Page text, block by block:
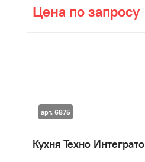
Цена по запросу
Кухня Техно Интеграто
арт. 6875